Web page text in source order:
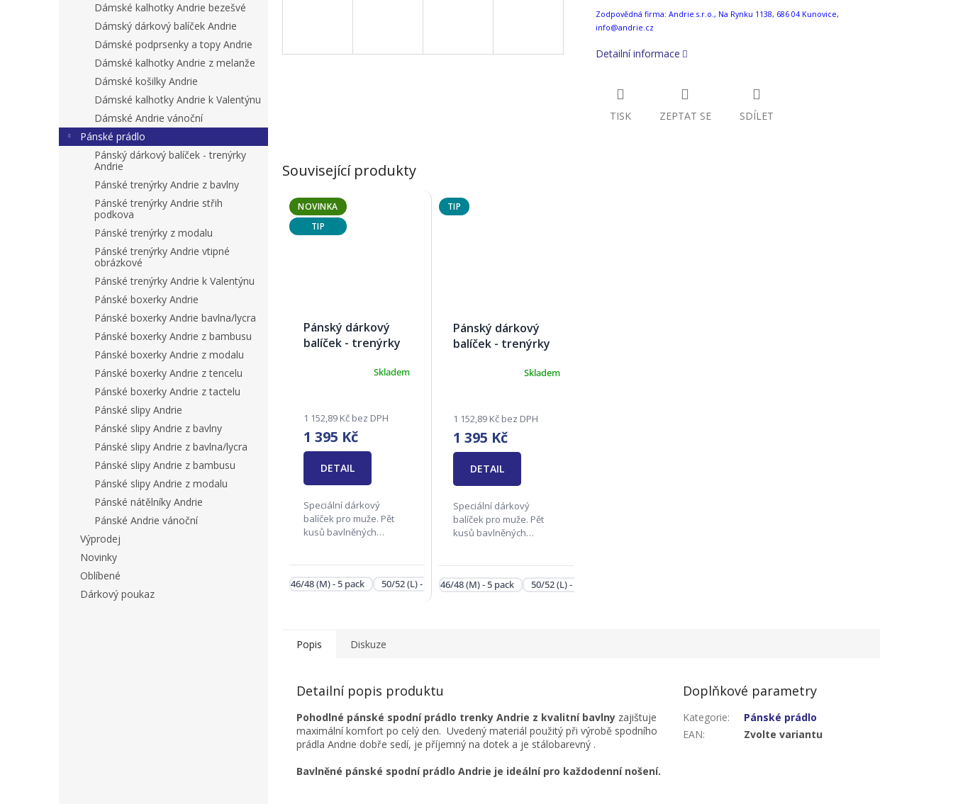
Dámské kalhotky Andrie bezešvé
Dámský dárkový balíček Andrie
Dámské podprsenky a topy Andrie
Dámské kalhotky Andrie z melanže
Dámské košilky Andrie
Dámské kalhotky Andrie k Valentýnu
Dámské Andrie vánoční
Pánské prádlo
Pánský dárkový balíček - trenýrky
Andrie
Pánské trenýrky Andrie z bavlny
Pánské trenýrky Andrie střih
podkova
Pánské trenýrky z modalu
Pánské trenýrky Andrie vtipné
obrázkové
Pánské trenýrky Andrie k Valentýnu
Pánské boxerky Andrie
Pánské boxerky Andrie bavlna/lycra
Pánské boxerky Andrie z bambusu
Pánské boxerky Andrie z modalu
Pánské boxerky Andrie z tencelu
Pánské boxerky Andrie z tactelu
Pánské slipy Andrie
Pánské slipy Andrie z bavlny
Pánské slipy Andrie z bavlna/lycra
Pánské slipy Andrie z bambusu
Pánské slipy Andrie z modalu
Pánské nátělníky Andrie
Pánské Andrie vánoční
Výprodej
Novinky
Oblíbené
Dárkový poukaz
Zodpovědná firma: Andrie s.r.o., Na Rynku 1138, 686 04 Kunovice,
info@andrie.cz
Detailní informace
TISK ZEPTAT SE SDÍLET
Související produkty
NOVINKA
TIP
Pánský dárkový
balíček - trenýrky
je
z
5
hvězdiček.
Skladem
1 152,89 Kč bez DPH
1 395 Kč
DETAIL
Speciální dárkový
balíček pro muže. Pět
kusů bavlněných
některý ze vzorů z
46/48 (M) - 5 pack 50/52 (L) - 5 pack 62/64 (3XL) - 5 pack
TIP
Pánský dárkový
balíček - trenýrky
je
z
5
hvězdiček.
Skladem
1 152,89 Kč bez DPH
1 395 Kč
DETAIL
Speciální dárkový
balíček pro muže. Pět
kusů bavlněných
skladem , může být
46/48 (M) - 5 pack 50/52 (L) - 5 pack
Popis Diskuze
Detailní popis produktu
Pohodlné pánské spodní prádlo trenky Andrie z kvalitní bavlny zajištuje
maximální komfort po celý den. Uvedený materiál použitý při výrobě spodního
prádla Andrie dobře sedí, je příjemný na dotek a je stálobarevný .
Bavlněné pánské spodní prádlo Andrie je ideální pro každodenní nošení.
Doplňkové parametry
Kategorie:
Pánské prádlo
EAN: Zvolte variantu